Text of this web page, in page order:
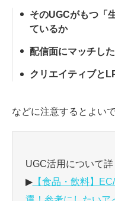
そのUGCがもつ「
ているか
配信面にマッチし
クリエイティブと
などに注意するとよいで
UGC活用について
▶【食品・飲料】